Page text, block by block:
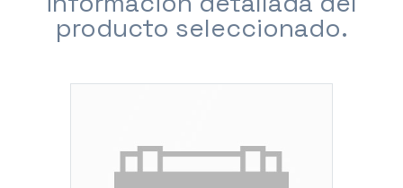
producto seleccionado.